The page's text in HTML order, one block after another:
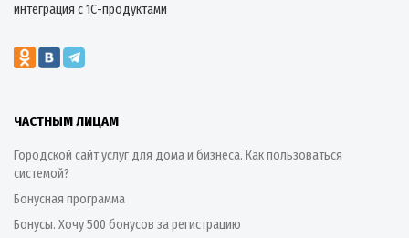
интеграция с 1С-продуктами
ЧАСТНЫМ ЛИЦАМ
Городской сайт услуг для дома и бизнеса. Как пользоваться
системой?
Бонусная программа
Бонусы. Хочу 500 бонусов за регистрацию